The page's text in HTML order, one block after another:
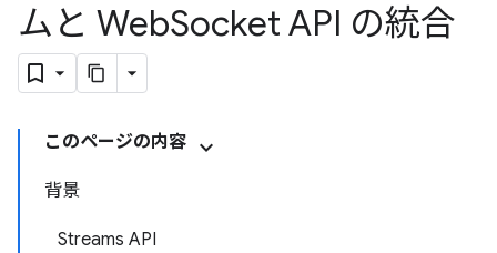
ムと WebSocket API の統合
このページの内容
背景
Streams API